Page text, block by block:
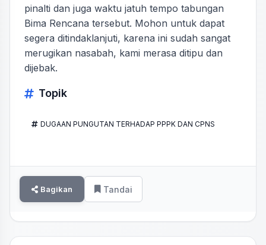
pinalti dan juga waktu jatuh tempo tabungan
Bima Rencana tersebut. Mohon untuk dapat
segera ditindaklanjuti, karena ini sudah sangat
merugikan nasabah, kami merasa ditipu dan
dijebak.
Topik
DUGAAN PUNGUTAN TERHADAP PPPK DAN CPNS
Bagikan Tandai